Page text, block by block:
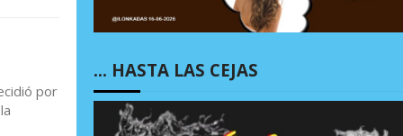
por
… HASTA LAS CEJAS